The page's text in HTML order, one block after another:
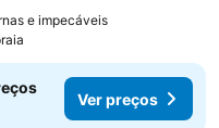
e impecáveis
Ver preços